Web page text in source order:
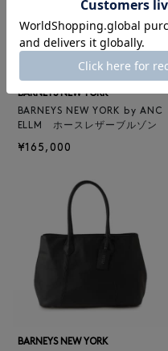
BARNEYS NEW YORK
BARNEYS NEW YORK by ANC
ELLM ホースレザーブルゾン
¥165,000
BARNEYS NEW YORK